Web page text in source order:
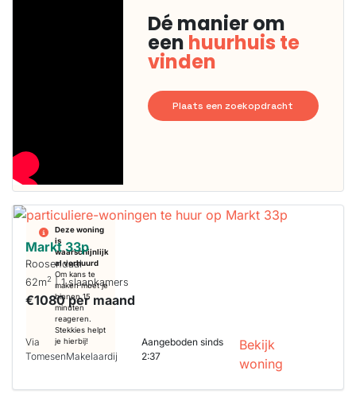
Dé manier om
een huurhuis te
vinden
Plaats een zoekopdracht
Deze woning
is
waarschijnlijk
al verhuurd
Om kans te
maken moet je
binnen 15
minuten
reageren.
Stekkies helpt
je hierbij!
Markt 33p
Roosendaal
62m2 | 1 slaapkamers
€1080 per maand
Via
TomesenMakelaardij
Aangeboden sinds
2:37
Bekijk
woning